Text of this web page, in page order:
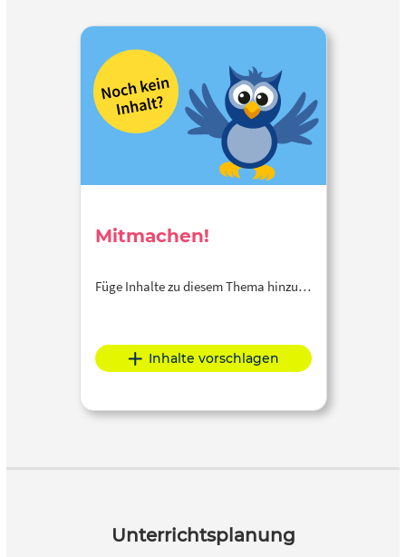
Mitmachen!
Füge Inhalte zu diesem Thema hinzu…
Inhalte vorschlagen
Unterrichtsplanung